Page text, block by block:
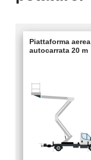
Piattaforma aerea
autocarrata 20 m